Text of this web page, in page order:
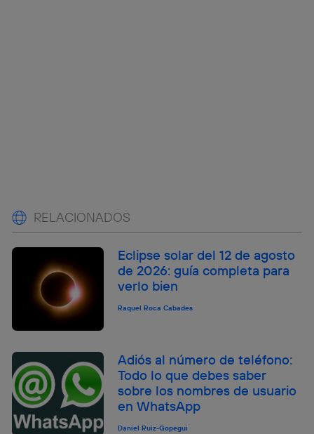
RELACIONADOS
Eclipse solar del 12 de agosto
de 2026: guía completa para
verlo bien
Raquel Roca Cabades
Adiós al número de teléfono:
Todo lo que debes saber
sobre los nombres de usuario
en WhatsApp
Daniel Ruiz-Gopegui